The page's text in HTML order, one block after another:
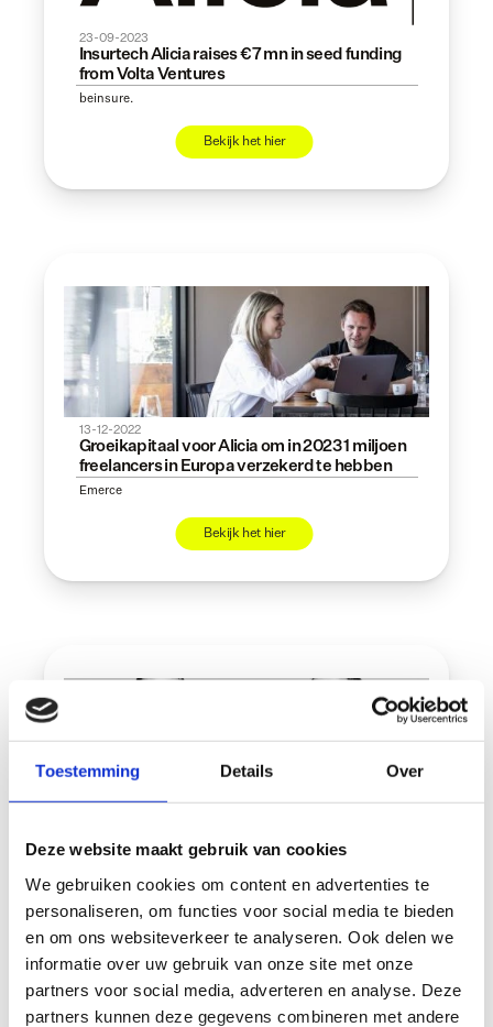
Toestemming Details Over
Deze website maakt gebruik van cookies
We gebruiken cookies om content en advertenties te
personaliseren, om functies voor social media te bieden
en om ons websiteverkeer te analyseren. Ook delen we
informatie over uw gebruik van onze site met onze
partners voor social media, adverteren en analyse. Deze
partners kunnen deze gegevens combineren met andere
23-09-2023
Insurtech Alicia raises €7 mn in seed funding
from Volta Ventures
beinsure.
Bekijk het hier
13-12-2022
Groeikapitaal voor Alicia om in 2023 1 miljoen
freelancers in Europa verzekerd te hebben
Emerce
Bekijk het hier
en andere platformen
MT/Sprout